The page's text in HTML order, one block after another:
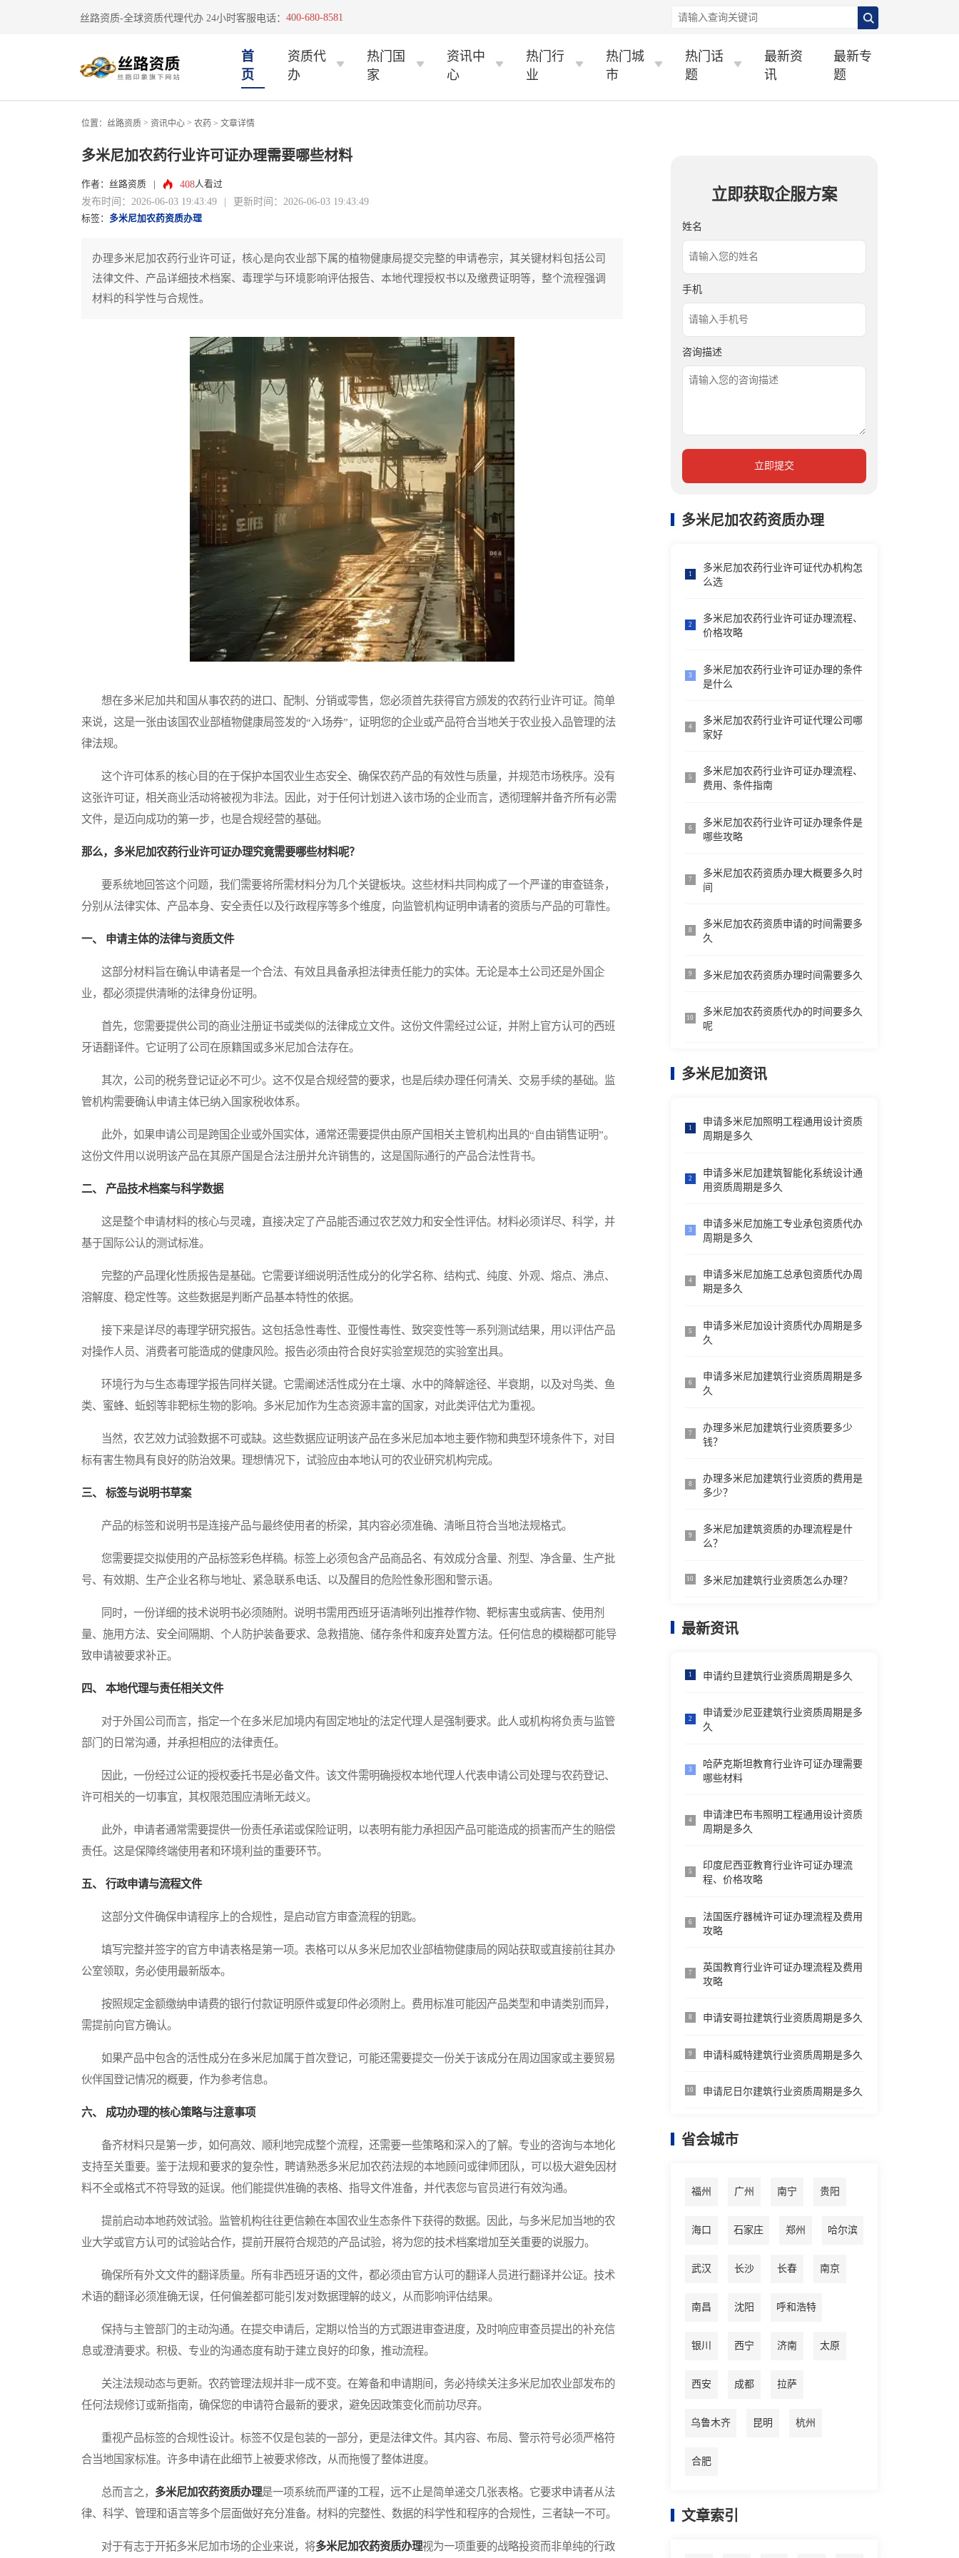
丝路资质-全球资质代理代办 24小时客服电话： 400-680-8581
首
页
资质代
办
热门国
家
资讯中
心
热门行
业
热门城
市
热门话
题
最新资
讯
最新专
题
位置： 丝路资质 > 资讯中心 > 农药 > 文章详情
多米尼加农药行业许可证办理需要哪些材料
作者：丝路资质 408人看过
发布时间：2026-06-03 19:43:49 | 更新时间：2026-06-03 19:43:49
标签： 多米尼加农药资质办理
办理多米尼加农药行业许可证，核心是向农业部下属的植物健康局提交完整的申请卷宗，其关键材料包括公司
法律文件、产品详细技术档案、毒理学与环境影响评估报告、本地代理授权书以及缴费证明等，整个流程强调
材料的科学性与合规性。
想在多米尼加共和国从事农药的进口、配制、分销或零售，您必须首先获得官方颁发的农药行业许可证。简单
来说，这是一张由该国农业部植物健康局签发的“入场券”，证明您的企业或产品符合当地关于农业投入品管理的法
律法规。
这个许可体系的核心目的在于保护本国农业生态安全、确保农药产品的有效性与质量，并规范市场秩序。没有
这张许可证，相关商业活动将被视为非法。因此，对于任何计划进入该市场的企业而言，透彻理解并备齐所有必需
文件，是迈向成功的第一步，也是合规经营的基础。
那么，多米尼加农药行业许可证办理究竟需要哪些材料呢？
要系统地回答这个问题，我们需要将所需材料分为几个关键板块。这些材料共同构成了一个严谨的审查链条，
分别从法律实体、产品本身、安全责任以及行政程序等多个维度，向监管机构证明申请者的资质与产品的可靠性。
一、 申请主体的法律与资质文件
这部分材料旨在确认申请者是一个合法、有效且具备承担法律责任能力的实体。无论是本土公司还是外国企
业，都必须提供清晰的法律身份证明。
首先，您需要提供公司的商业注册证书或类似的法律成立文件。这份文件需经过公证，并附上官方认可的西班
牙语翻译件。它证明了公司在原籍国或多米尼加合法存在。
其次，公司的税务登记证必不可少。这不仅是合规经营的要求，也是后续办理任何清关、交易手续的基础。监
管机构需要确认申请主体已纳入国家税收体系。
此外，如果申请公司是跨国企业或外国实体，通常还需要提供由原产国相关主管机构出具的“自由销售证明”。
这份文件用以说明该产品在其原产国是合法注册并允许销售的，这是国际通行的产品合法性背书。
二、 产品技术档案与科学数据
这是整个申请材料的核心与灵魂，直接决定了产品能否通过农艺效力和安全性评估。材料必须详尽、科学，并
基于国际公认的测试标准。
完整的产品理化性质报告是基础。它需要详细说明活性成分的化学名称、结构式、纯度、外观、熔点、沸点、
溶解度、稳定性等。这些数据是判断产品基本特性的依据。
接下来是详尽的毒理学研究报告。这包括急性毒性、亚慢性毒性、致突变性等一系列测试结果，用以评估产品
对操作人员、消费者可能造成的健康风险。报告必须由符合良好实验室规范的实验室出具。
环境行为与生态毒理学报告同样关键。它需阐述活性成分在土壤、水中的降解途径、半衰期，以及对鸟类、鱼
类、蜜蜂、蚯蚓等非靶标生物的影响。多米尼加作为生态资源丰富的国家，对此类评估尤为重视。
当然，农艺效力试验数据不可或缺。这些数据应证明该产品在多米尼加本地主要作物和典型环境条件下，对目
标有害生物具有良好的防治效果。理想情况下，试验应由本地认可的农业研究机构完成。
三、 标签与说明书草案
产品的标签和说明书是连接产品与最终使用者的桥梁，其内容必须准确、清晰且符合当地法规格式。
您需要提交拟使用的产品标签彩色样稿。标签上必须包含产品商品名、有效成分含量、剂型、净含量、生产批
号、有效期、生产企业名称与地址、紧急联系电话、以及醒目的危险性象形图和警示语。
同时，一份详细的技术说明书必须随附。说明书需用西班牙语清晰列出推荐作物、靶标害虫或病害、使用剂
量、施用方法、安全间隔期、个人防护装备要求、急救措施、储存条件和废弃处置方法。任何信息的模糊都可能导
致申请被要求补正。
四、 本地代理与责任相关文件
对于外国公司而言，指定一个在多米尼加境内有固定地址的法定代理人是强制要求。此人或机构将负责与监管
部门的日常沟通，并承担相应的法律责任。
因此，一份经过公证的授权委托书是必备文件。该文件需明确授权本地代理人代表申请公司处理与农药登记、
许可相关的一切事宜，其权限范围应清晰无歧义。
此外，申请者通常需要提供一份责任承诺或保险证明，以表明有能力承担因产品可能造成的损害而产生的赔偿
责任。这是保障终端使用者和环境利益的重要环节。
五、 行政申请与流程文件
这部分文件确保申请程序上的合规性，是启动官方审查流程的钥匙。
填写完整并签字的官方申请表格是第一项。表格可以从多米尼加农业部植物健康局的网站获取或直接前往其办
公室领取，务必使用最新版本。
按照规定金额缴纳申请费的银行付款证明原件或复印件必须附上。费用标准可能因产品类型和申请类别而异，
需提前向官方确认。
如果产品中包含的活性成分在多米尼加属于首次登记，可能还需要提交一份关于该成分在周边国家或主要贸易
伙伴国登记情况的概要，作为参考信息。
六、 成功办理的核心策略与注意事项
备齐材料只是第一步，如何高效、顺利地完成整个流程，还需要一些策略和深入的了解。专业的咨询与本地化
支持至关重要。鉴于法规和要求的复杂性，聘请熟悉多米尼加农药法规的本地顾问或律师团队，可以极大避免因材
料不全或格式不符导致的延误。他们能提供准确的表格、指导文件准备，并代表您与官员进行有效沟通。
提前启动本地药效试验。监管机构往往更信赖在本国农业生态条件下获得的数据。因此，与多米尼加当地的农
业大学或官方认可的试验站合作，提前开展符合规范的产品试验，将为您的技术档案增加至关重要的说服力。
确保所有外文文件的翻译质量。所有非西班牙语的文件，都必须由官方认可的翻译人员进行翻译并公证。技术
术语的翻译必须准确无误，任何偏差都可能引发对数据理解的歧义，从而影响评估结果。
保持与主管部门的主动沟通。在提交申请后，定期以恰当的方式跟进审查进度，及时响应审查员提出的补充信
息或澄清要求。积极、专业的沟通态度有助于建立良好的印象，推动流程。
关注法规动态与更新。农药管理法规并非一成不变。在筹备和申请期间，务必持续关注多米尼加农业部发布的
任何法规修订或新指南，确保您的申请符合最新的要求，避免因政策变化而前功尽弃。
重视产品标签的合规性设计。标签不仅是包装的一部分，更是法律文件。其内容、布局、警示符号必须严格符
合当地国家标准。许多申请在此细节上被要求修改，从而拖慢了整体进度。
总而言之， 多米尼加农药资质办理是一项系统而严谨的工程，远不止是简单递交几张表格。它要求申请者从法
律、科学、管理和语言等多个层面做好充分准备。材料的完整性、数据的科学性和程序的合规性，三者缺一不可。
对于有志于开拓多米尼加市场的企业来说，将多米尼加农药资质办理视为一项重要的战略投资而非单纯的行政
立即获取企服方案
姓名
手机
咨询描述
立即提交
多米尼加农药资质办理
1
多米尼加农药行业许可证代办机构怎
么选
2
多米尼加农药行业许可证办理流程、
价格攻略
3
多米尼加农药行业许可证办理的条件
是什么
4
多米尼加农药行业许可证代理公司哪
家好
5
多米尼加农药行业许可证办理流程、
费用、条件指南
6
多米尼加农药行业许可证办理条件是
哪些攻略
7
多米尼加农药资质办理大概要多久时
间
8
多米尼加农药资质申请的时间需要多
久
9 多米尼加农药资质办理时间需要多久
10
多米尼加农药资质代办的时间要多久
呢
多米尼加资讯
1
申请多米尼加照明工程通用设计资质
周期是多久
2
申请多米尼加建筑智能化系统设计通
用资质周期是多久
3
申请多米尼加施工专业承包资质代办
周期是多久
4
申请多米尼加施工总承包资质代办周
期是多久
5
申请多米尼加设计资质代办周期是多
久
6
申请多米尼加建筑行业资质周期是多
久
7
办理多米尼加建筑行业资质要多少
钱？
8
办理多米尼加建筑行业资质的费用是
多少？
9
多米尼加建筑资质的办理流程是什
么？
10 多米尼加建筑行业资质怎么办理？
最新资讯
1 申请约旦建筑行业资质周期是多久
2
申请爱沙尼亚建筑行业资质周期是多
久
3
哈萨克斯坦教育行业许可证办理需要
哪些材料
4
申请津巴布韦照明工程通用设计资质
周期是多久
5
印度尼西亚教育行业许可证办理流
程、价格攻略
6
法国医疗器械许可证办理流程及费用
攻略
7
英国教育行业许可证办理流程及费用
攻略
8 申请安哥拉建筑行业资质周期是多久
9 申请科威特建筑行业资质周期是多久
10 申请尼日尔建筑行业资质周期是多久
省会城市
福州 广州 南宁 贵阳
海口 石家庄 郑州 哈尔滨
武汉 长沙 长春 南京
南昌 沈阳 呼和浩特
银川 西宁 济南 太原
西安 成都 拉萨
乌鲁木齐 昆明 杭州
合肥
文章索引